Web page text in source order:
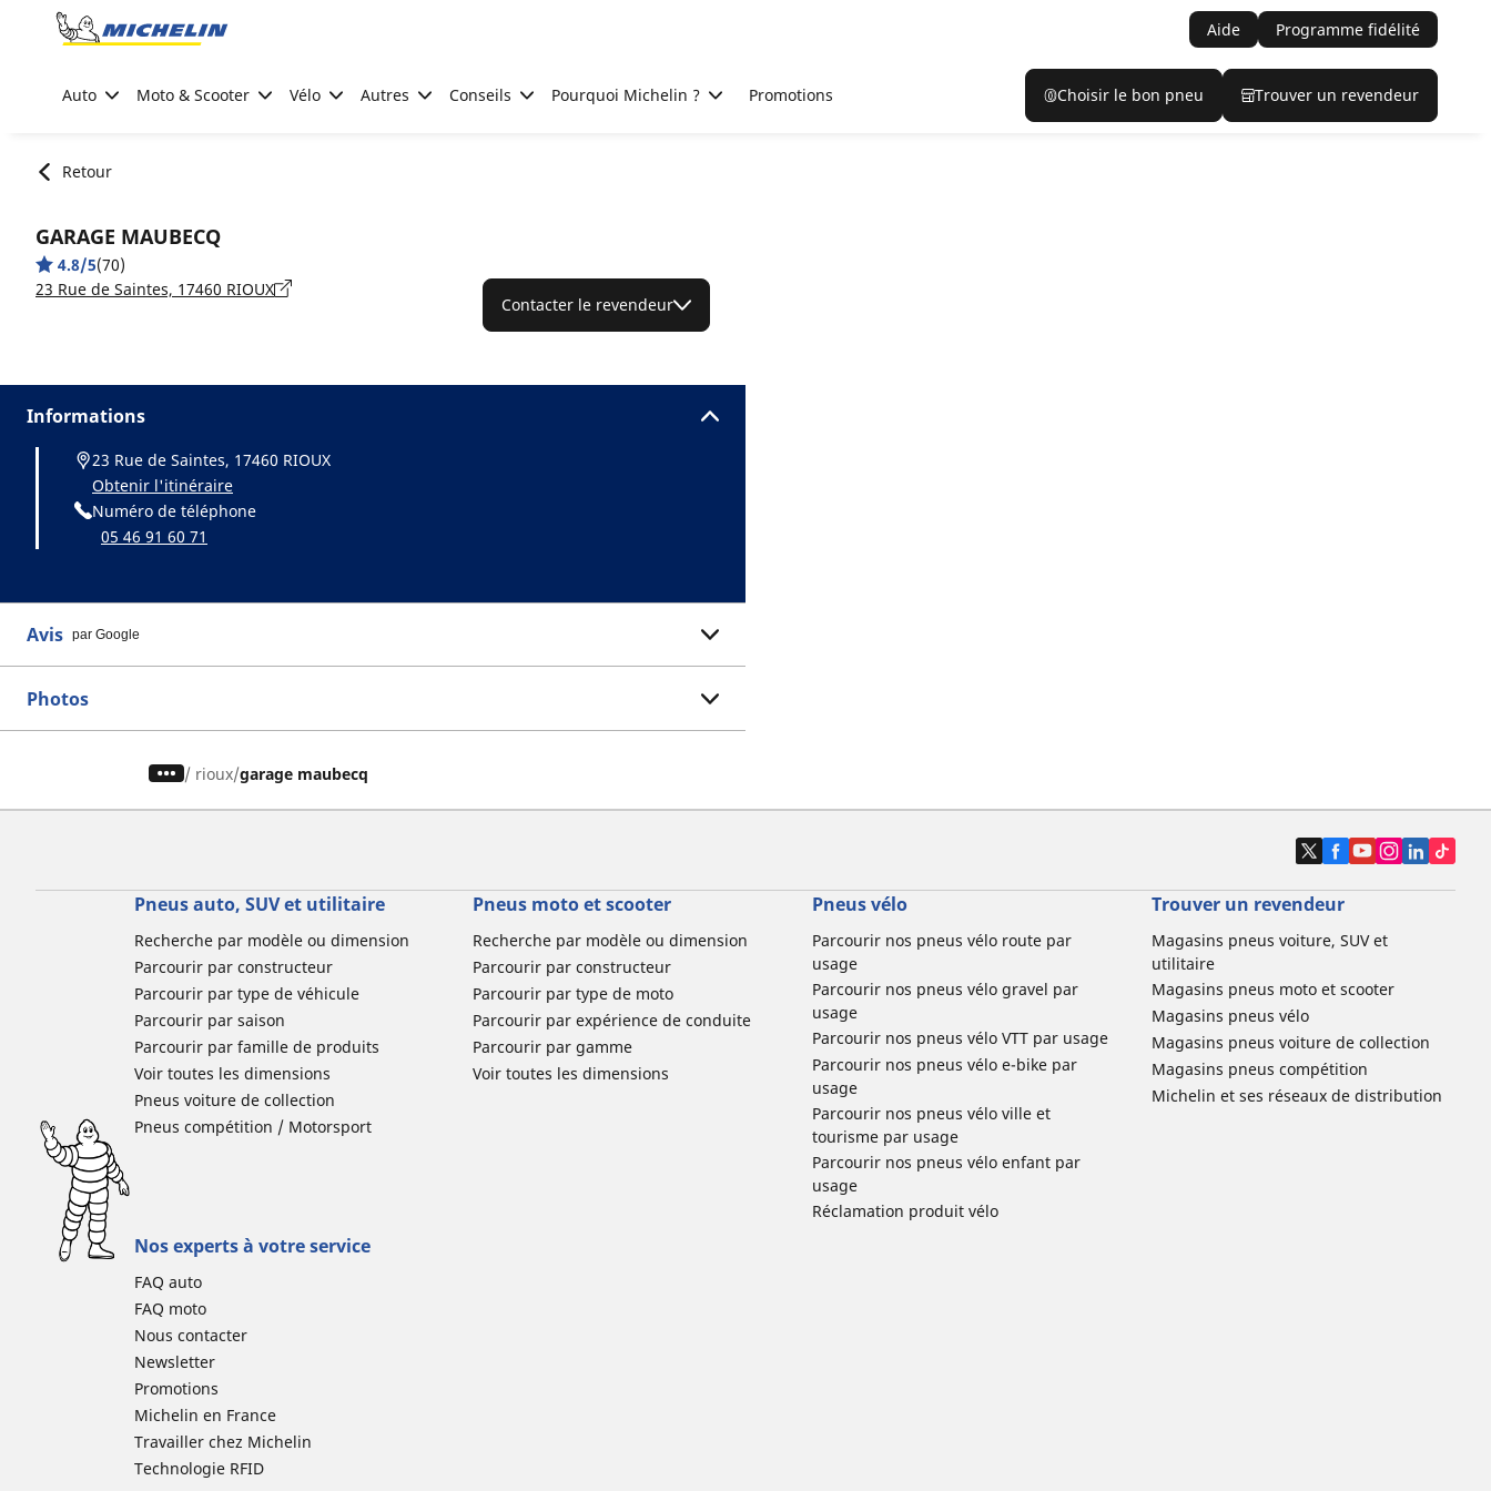
Go to page content
Aide Programme fidélité
Auto Moto & Scooter Vélo Autres Conseils Pourquoi Michelin ? Promotions Choisir le bon pneu Trouver un revendeur
Retour
GARAGE MAUBECQ
4.8/5(70)
23 Rue de Saintes, 17460 RIOUX
Contacter le revendeur
Informations
23 Rue de Saintes, 17460 RIOUX
Obtenir l'itinéraire
Numéro de téléphone
05 46 91 60 71
Avis par Google
Photos
/ rioux garage maubecq
Pneus auto, SUV et utilitaire
Recherche par modèle ou dimension
Parcourir par constructeur
Parcourir par type de véhicule
Parcourir par saison
Parcourir par famille de produits
Voir toutes les dimensions
Pneus voiture de collection
Pneus compétition / Motorsport
Pneus moto et scooter
Recherche par modèle ou dimension
Parcourir par constructeur
Parcourir par type de moto
Parcourir par expérience de conduite
Parcourir par gamme
Voir toutes les dimensions
Pneus vélo
Parcourir nos pneus vélo route par
usage
Parcourir nos pneus vélo gravel par
usage
Parcourir nos pneus vélo VTT par usage
Parcourir nos pneus vélo e-bike par
usage
Parcourir nos pneus vélo ville et
tourisme par usage
Parcourir nos pneus vélo enfant par
usage
Réclamation produit vélo
Trouver un revendeur
Magasins pneus voiture, SUV et
utilitaire
Magasins pneus moto et scooter
Magasins pneus vélo
Magasins pneus voiture de collection
Magasins pneus compétition
Michelin et ses réseaux de distribution
Nos experts à votre service
FAQ auto
FAQ moto
Nous contacter
Newsletter
Promotions
Michelin en France
Travailler chez Michelin
Technologie RFID